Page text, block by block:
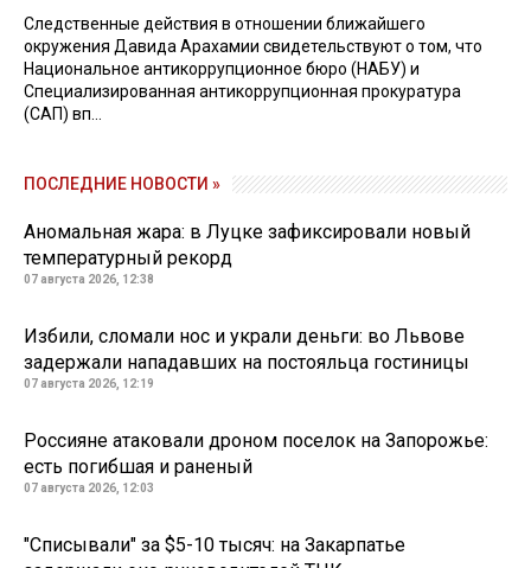
Следственные действия в отношении ближайшего
окружения Давида Арахамии свидетельствуют о том, что
Национальное антикоррупционное бюро (НАБУ) и
Специализированная антикоррупционная прокуратура
(САП) вп...
ПОСЛЕДНИЕ НОВОСТИ »
Аномальная жара: в Луцке зафиксировали новый
температурный рекорд
07 августа 2026, 12:38
Избили, сломали нос и украли деньги: во Львове
задержали нападавших на постояльца гостиницы
07 августа 2026, 12:19
Россияне атаковали дроном поселок на Запорожье:
есть погибшая и раненый
07 августа 2026, 12:03
"Списывали" за $5-10 тысяч: на Закарпатье